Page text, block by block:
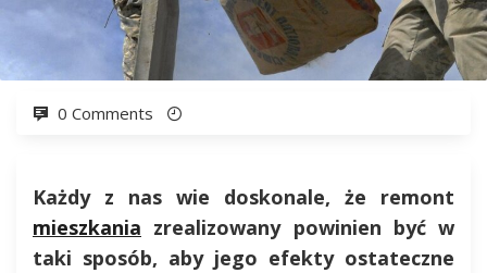
0 Comments
Każdy z nas wie doskonale, że remont
mieszkania zrealizowany powinien być w
taki sposób, aby jego efekty ostateczne